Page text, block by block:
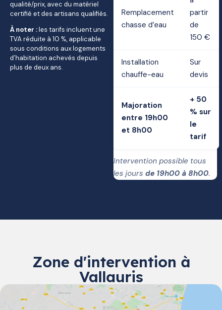
qualité/prix, avec du matériel
certifié et des artisans qualifiés.
À noter :les tarifs incluent une
TVA réduite à 10 %, applicable
sous conditions aux logements
d’habitation achevés depuis
plus de deux ans.
Remplacement
chasse d’eau
partir
de
150 €
Installation
chauffe-eau
Sur
devis
Majoration
entre 19h00
et 8h00
+ 50
% sur
le
tarif
Intervention possible tous
les joursde 19h00 à 8h00.
Zone d'intervention à
Vallauris